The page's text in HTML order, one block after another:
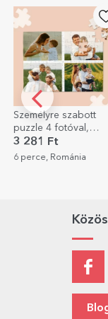
Személyre szabott
kulcstartó 4 fotóval
és szöveggel
2 882 Ft
10 perce, Románia